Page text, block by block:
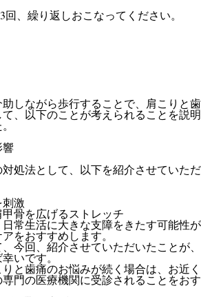
3回、繰り返しおこなってください。
しながら歩行することで、
肩こりと歯
、以下のことが考えられることを説明
響
処法として、以下を紹介させていただ
刺激
甲骨を広げるストレッチ
常生活に大きな支障をきたす可能性が
をおすすめします。
今回、紹介させていただいたことが、
いです。
と歯痛のお悩みが続く場合は、お近く
門の医療機関に受診されることをおす